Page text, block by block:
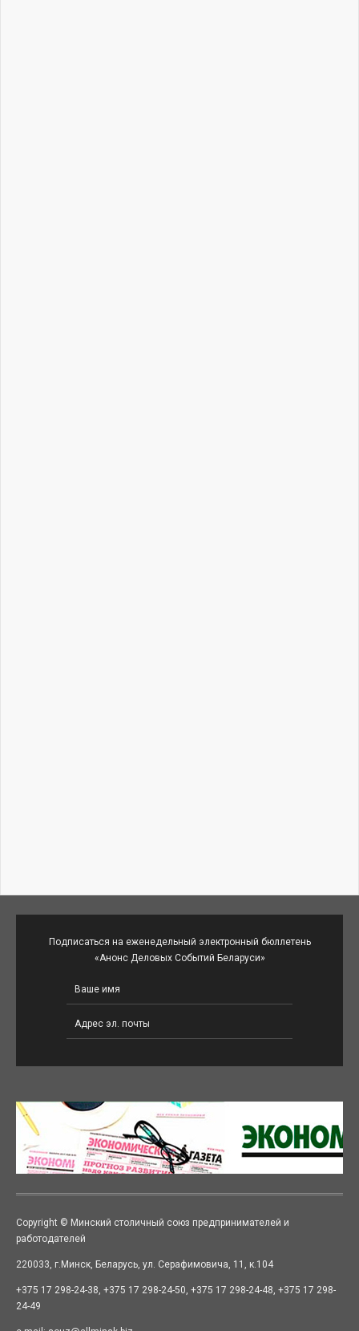
Подписаться на еженедельный электронный бюллетень
«Анонс Деловых Событий Беларуси»
Copyright © Минский столичный союз предпринимателей и
работодателей
220033, г.Минск, Беларусь, ул. Серафимовича, 11, к.104
+375 17 298-24-38, +375 17 298-24-50, +375 17 298-24-48, +375 17 298-
24-49